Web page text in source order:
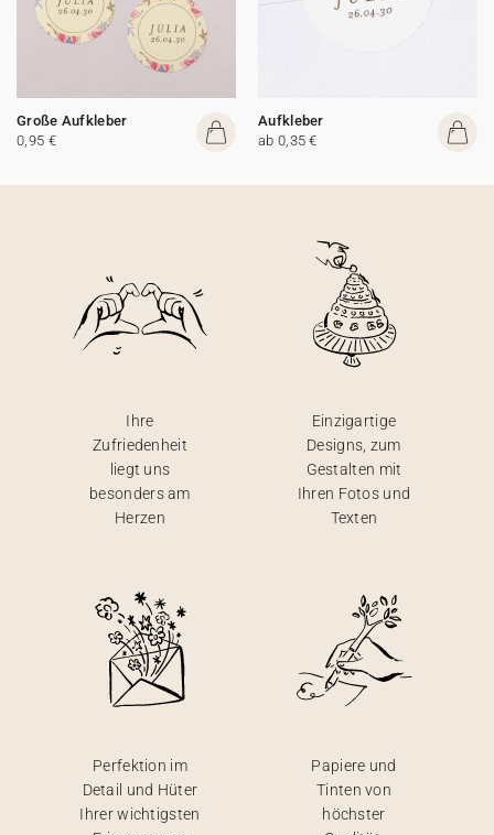
Große Aufkleber
0,95 €
Aufkleber
ab 0,35 €
Ihre
Zufriedenheit
liegt uns
besonders am
Herzen
Einzigartige
Designs, zum
Gestalten mit
Ihren Fotos und
Texten
Perfektion im
Detail und Hüter
Ihrer wichtigsten
Papiere und
Tinten von
höchster